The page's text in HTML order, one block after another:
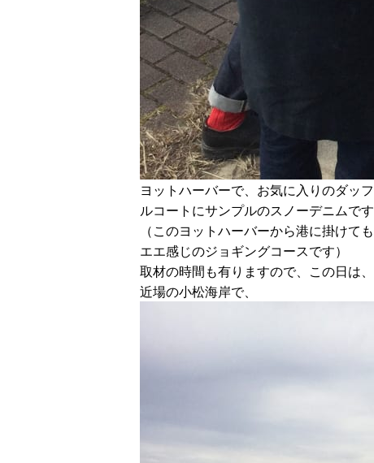
ヨットハーバーで、お気に入りのダッフ
ルコートにサンプルのスノーデニムです
（このヨットハーバーから港に掛けても
エエ感じのジョギングコースです）
取材の時間も有りますので、この日は、
近場の小松海岸で、